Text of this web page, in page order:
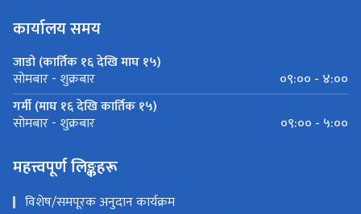
कार्यालय समय
जाडो (कार्तिक १६ देखि माघ १५)
सोमबार - शुक्रबार
०९:०० - ४:००
गर्मी (माघ १६ देखि कार्तिक १५)
सोमबार - शुक्रबार ०९:०० - ५:००
महत्त्वपूर्ण लिङ्कहरू
विशेष/समपूरक अनुदान कार्यक्रम